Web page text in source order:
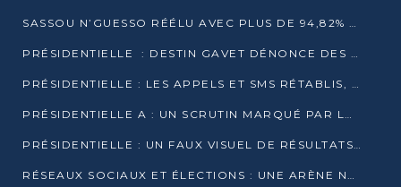
SASSOU N’GUESSO RÉÉLU AVEC PLUS DE 94,82% DES VOIX
PRÉSIDENTIELLE : DESTIN GAVET DÉNONCE DES IRRÉGULARITÉS ET REVENDIQUE LA VICTOIRE
PRÉSIDENTIELLE : LES APPELS ET SMS RÉTABLIS, INTERNET RESTE BLOQUÉ
PRÉSIDENTIELLE A : UN SCRUTIN MARQUÉ PAR LA COUPURE D’INTERNET ET UNE AFFLUENCE TIMIDE À BRAZZAVILLE
PRÉSIDENTIELLE : UN FAUX VISUEL DE RÉSULTATS CIRCULE
RÉSEAUX SOCIAUX ET ÉLECTIONS : UNE ARÈNE NUMÉRIQUE EN PLEINE MUTATION AU CONGO